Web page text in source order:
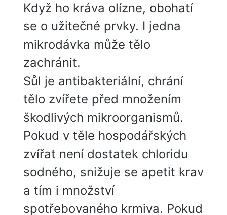
Když ho kráva olízne, obohatí
se o užitečné prvky. I jedna
mikrodávka může tělo
zachránit.
Sůl je antibakteriální, chrání
tělo zvířete před množením
škodlivých mikroorganismů.
Pokud v těle hospodářských
zvířat není dostatek chloridu
sodného, ​​snižuje se apetit krav
a tím i množství
spotřebovaného krmiva. Pokud